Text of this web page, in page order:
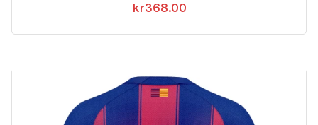
kr368.00